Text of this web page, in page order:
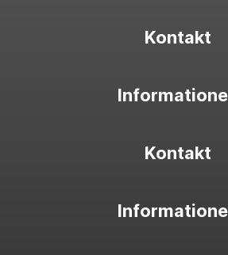
Kontakt
Kontakt